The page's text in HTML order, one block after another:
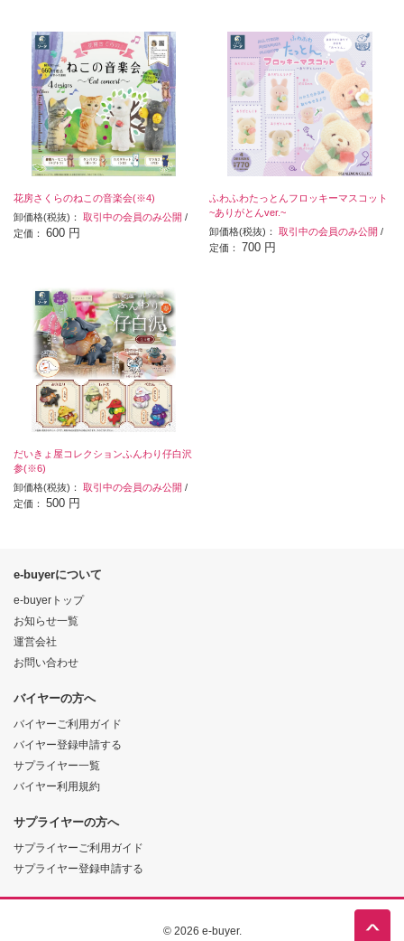
花房さくらのねこの音楽会(※4)
卸価格(税抜)： 取引中の会員のみ公開 /
定価： 600 円
ふわふわたっとんフロッキーマスコット
~ありがとんver.~
卸価格(税抜)：取引中の会員のみ公開 /
定価： 700 円
だいきょ屋コレクションふんわり仔白沢
参(※6)
卸価格(税抜)： 取引中の会員のみ公開 /
定価： 500 円
e-buyerについて
e-buyerトップ
お知らせ一覧
運営会社
お問い合わせ
バイヤーの方へ
バイヤーご利用ガイド
バイヤー登録申請する
サプライヤー一覧
バイヤー利用規約
サプライヤーの方へ
サプライヤーご利用ガイド
サプライヤー登録申請する
© 2026 e-buyer.